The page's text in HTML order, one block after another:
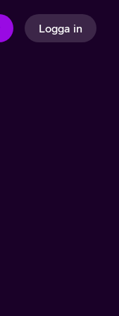
Logga in